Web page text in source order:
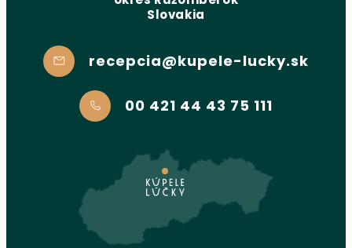
Slovakia
recepcia@kupele-lucky.sk
00 421 44 43 75 111